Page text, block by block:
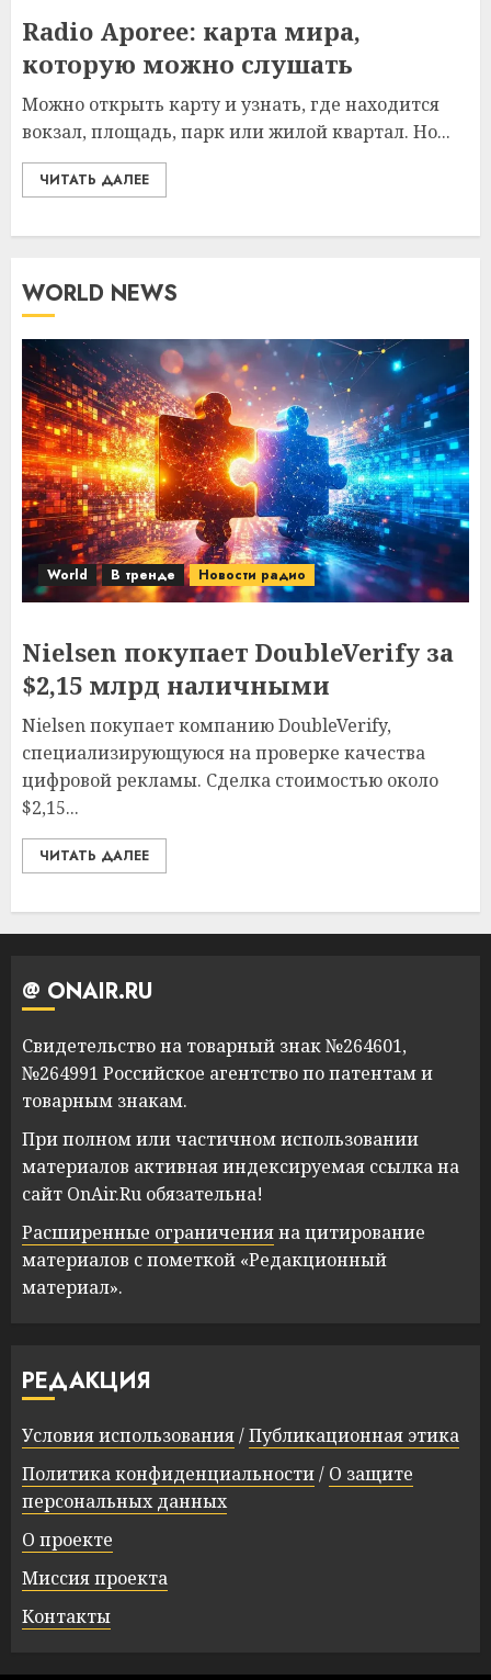
Radio Aporee: карта мира,
которую можно слушать
Можно открыть карту и узнать, где находится
вокзал, площадь, парк или жилой квартал. Но...
ЧИТАТЬ ДАЛЕЕ
WORLD NEWS
World В тренде Новости радио
Nielsen покупает DoubleVerify за
$2,15 млрд наличными
Nielsen покупает компанию DoubleVerify,
специализирующуюся на проверке качества
цифровой рекламы. Сделка стоимостью около
$2,15...
ЧИТАТЬ ДАЛЕЕ
@ ONAIR.RU
Свидетельство на товарный знак №264601,
№264991 Российское агентство по патентам и
товарным знакам.
При полном или частичном использовании
материалов активная индексируемая ссылка на
сайт OnAir.Ru обязательна!
Расширенные ограниченияна цитирование
материалов с пометкой «Редакционный
материал».
РЕДАКЦИЯ
Условия использования/Публикационная этика
Политика конфиденциальности/ О защите
персональных данных
О проекте
Миссия проекта
Контакты